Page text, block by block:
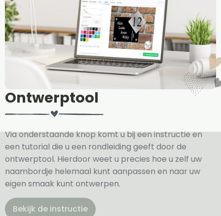
Ontwerptool
Via onderstaande knop komt u bij een instructie en
een tutorial die u een rondleiding geeft door de
ontwerptool. Hierdoor weet u precies hoe u zelf uw
naambordje helemaal kunt aanpassen en naar uw
eigen smaak kunt ontwerpen.
Bekijk de instructie